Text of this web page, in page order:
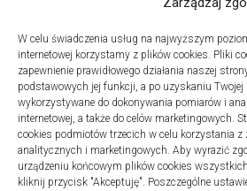
W celu świadczenia usług na najwyższym
internetowej korzystamy z plików cookies. Pliki
zapewnienie prawidłowego działania naszej
podstawowych jej funkcji, a po uzyskaniu
wykorzystywane do dokonywania pomiarów i
internetowej, a także do celów marketingowych.
cookies podmiotów trzecich w celu korzystania z
analitycznych i marketingowych. Aby wyrazić
urządzeniu końcowym plików cookies
kliknij przycisk "Akceptuję". Poszczególne
2swiaty.pl © 2026. Wszelkie